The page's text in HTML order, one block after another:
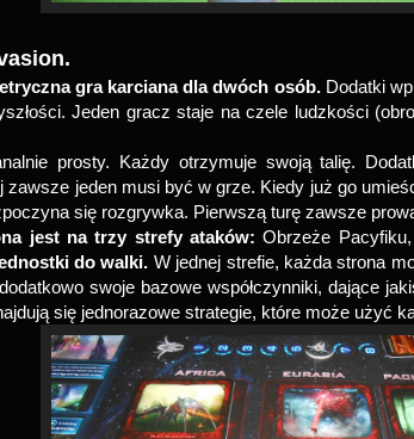
gra karciana dla dwóch osób.Dodatki
Jeden gracz staje na czele ludzkości
prosty. Każdy otrzymuje swoją talię.
zawsze jeden musi być w grze. Kiedy już go
się rozgrywka. Pierwszą turę zawsze
jest na trzy strefy ataków:Obrzeże
do walki. W jednej strefie, każda strona
swoje bazowe współczynniki, dające
się jednorazowe strategie, które może użyć